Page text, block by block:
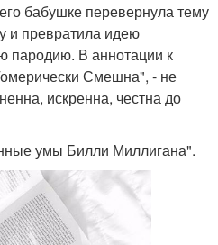
бабушке перевернула тему
и превратила идею
пародию. В аннотации к
Смешна", - не
искренна, честна до
умы Билли Миллигана".